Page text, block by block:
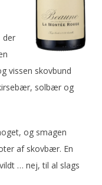
der
vissen skovbund
solbær og
og smagen
af skovbær. En
… nej, til al slags